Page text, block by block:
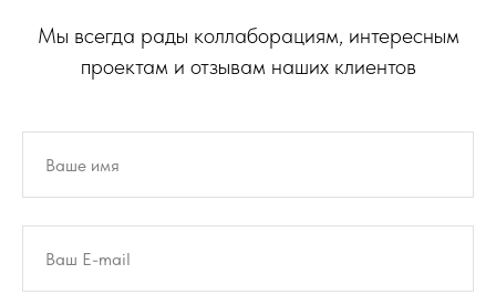
Мы всегда рады коллаборациям, интересным
проектам и отзывам наших клиентов